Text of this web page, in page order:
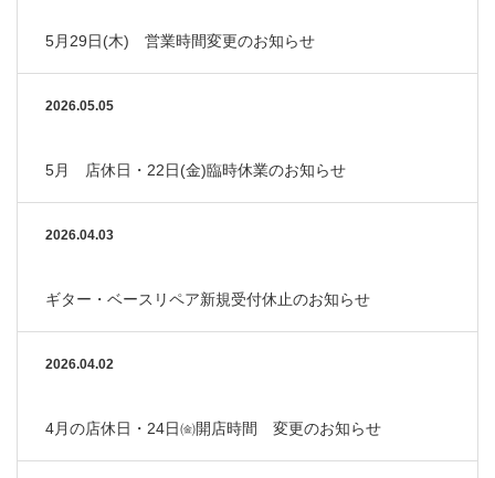
5月29日(木) 営業時間変更のお知らせ
2026.05.05
5月 店休日・22日(金)臨時休業のお知らせ
2026.04.03
ギター・ベースリペア新規受付休止のお知らせ
2026.04.02
4月の店休日・24日㈮開店時間 変更のお知らせ